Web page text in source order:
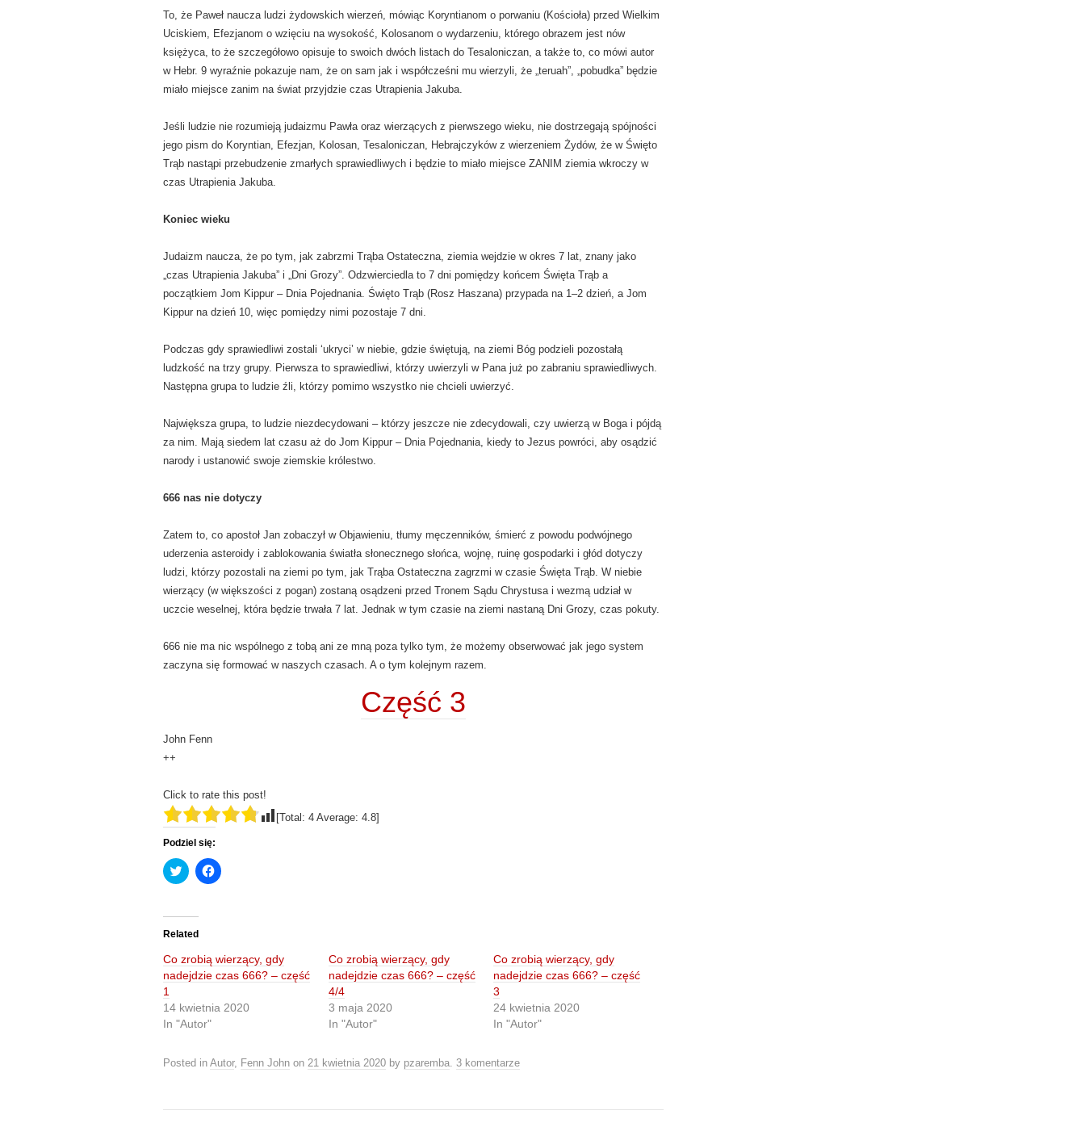
To, że Paweł naucza ludzi żydowskich wierzeń, mówiąc Koryntianom o porwaniu (Kościoła) przed Wielkim
Uciskiem, Efezjanom o wzięciu na wysokość, Kolosanom o wydarzeniu, którego obrazem jest nów
księżyca, to że szczegółowo opisuje to swoich dwóch listach do Tesaloniczan, a także to, co mówi autor
w Hebr. 9 wyraźnie pokazuje nam, że on sam jak i współcześni mu wierzyli, że „teruah”, „pobudka” będzie
miało miejsce zanim na świat przyjdzie czas Utrapienia Jakuba.
Jeśli ludzie nie rozumieją judaizmu Pawła oraz wierzących z pierwszego wieku, nie dostrzegają spójności
jego pism do Koryntian, Efezjan, Kolosan, Tesaloniczan, Hebrajczyków z wierzeniem Żydów, że w Święto
Trąb nastąpi przebudzenie zmarłych sprawiedliwych i będzie to miało miejsce ZANIM ziemia wkroczy w
czas Utrapienia Jakuba.
Koniec wieku
Judaizm naucza, że po tym, jak zabrzmi Trąba Ostateczna, ziemia wejdzie w okres 7 lat, znany jako
„czas Utrapienia Jakuba” i „Dni Grozy”. Odzwierciedla to 7 dni pomiędzy końcem Święta Trąb a
początkiem Jom Kippur – Dnia Pojednania. Święto Trąb (Rosz Haszana) przypada na 1–2 dzień, a Jom
Kippur na dzień 10, więc pomiędzy nimi pozostaje 7 dni.
Podczas gdy sprawiedliwi zostali ‘ukryci’ w niebie, gdzie świętują, na ziemi Bóg podzieli pozostałą
ludzkość na trzy grupy. Pierwsza to sprawiedliwi, którzy uwierzyli w Pana już po zabraniu sprawiedliwych.
Następna grupa to ludzie źli, którzy pomimo wszystko nie chcieli uwierzyć.
Największa grupa, to ludzie niezdecydowani – którzy jeszcze nie zdecydowali, czy uwierzą w Boga i pójdą
za nim. Mają siedem lat czasu aż do Jom Kippur – Dnia Pojednania, kiedy to Jezus powróci, aby osądzić
narody i ustanowić swoje ziemskie królestwo.
666 nas nie dotyczy
Zatem to, co apostoł Jan zobaczył w Objawieniu, tłumy męczenników, śmierć z powodu podwójnego
uderzenia asteroidy i zablokowania światła słonecznego słońca, wojnę, ruinę gospodarki i głód dotyczy
ludzi, którzy pozostali na ziemi po tym, jak Trąba Ostateczna zagrzmi w czasie Święta Trąb. W niebie
wierzący (w większości z pogan) zostaną osądzeni przed Tronem Sądu Chrystusa i wezmą udział w
uczcie weselnej, która będzie trwała 7 lat. Jednak w tym czasie na ziemi nastaną Dni Grozy, czas pokuty.
666 nie ma nic wspólnego z tobą ani ze mną poza tylko tym, że możemy obserwować jak jego system
zaczyna się formować w naszych czasach. A o tym kolejnym razem.
Część 3
John Fenn
++
Click to rate this post!
[Total: 4 Average: 4.8]
Podziel się:
C
l
t
o
s
a
r
e
n
T
w
e
p
C
l
a
r
e
n
F
o
O
Related
Co zrobią wierzący, gdy
nadejdzie czas 666? – część
1
14 kwietnia 2020
In "Autor"
Co zrobią wierzący, gdy
nadejdzie czas 666? – część
4/4
3 maja 2020
In "Autor"
Co zrobią wierzący, gdy
nadejdzie czas 666? – część
3
24 kwietnia 2020
In "Autor"
Posted in Autor, Fenn John on 21 kwietnia 2020 by pzaremba 3 komentarze